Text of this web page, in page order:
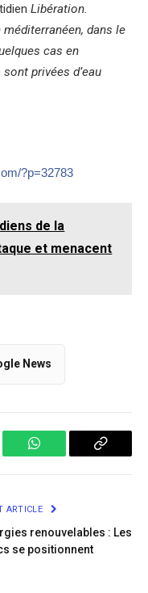
Libération.
dans le
cas en
privées d’eau
?p=32783
de la
et menacent
News
WhatsApp Copy
ARTICLE
renouvelables : Les
se positionnent